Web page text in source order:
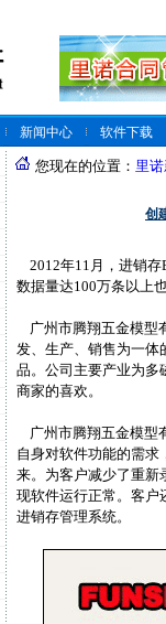
新闻中心
软件下载
您现在的位置： 里
创
2012年11月，进销存
数据量达100万条以上
广州市腾翔五金模型
发、生产、销售为一体
品。公司主要产业为多
商家的喜欢。
广州市腾翔五金模型
自身对软件功能的需求
来。为客户减少了重新
现软件运行正常。客户
进销存管理系统。